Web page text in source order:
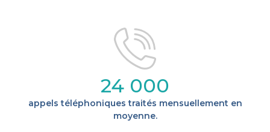
24 000
appels téléphoniques traités mensuellement en
moyenne.